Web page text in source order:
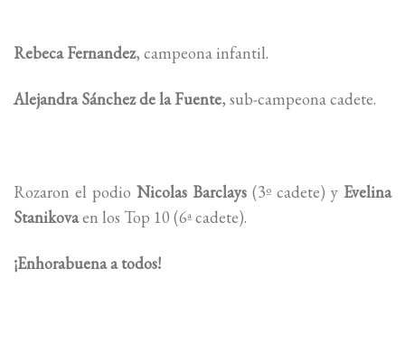
Rebeca Fernandez, campeona infantil.
Alejandra Sánchez de la Fuente, sub-campeona cadete.
Rozaron el podio Nicolas Barclays (3º cadete) y Evelina
Stanikovaen los Top 10 (6ª cadete).
¡Enhorabuena a todos!